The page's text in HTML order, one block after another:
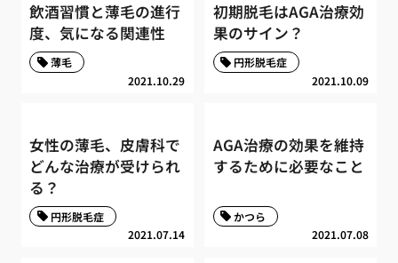
飲酒習慣と薄毛の進行
度、気になる関連性
2021.10.29
薄毛
初期脱毛はAGA治療効
果のサイン？
2021.10.09
円形脱毛症
女性の薄毛、皮膚科で
どんな治療が受けられ
る？
2021.07.14
円形脱毛症
AGA治療の効果を維持
するために必要なこと
2021.07.08
かつら